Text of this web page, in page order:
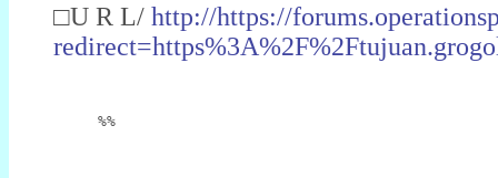
□U R L/ http://https://
%%